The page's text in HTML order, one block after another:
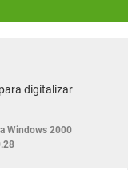
digitalizar
Windows 2000